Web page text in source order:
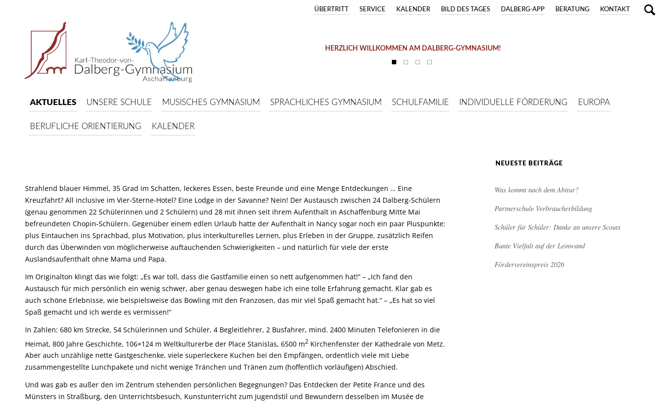
KONTAKT
BERATUNG
DALBERG-APP
BILD DES TAGES
KALENDER
SERVICE
ÜBERTRITT
HERZLICH WILLKOMMEN AM DALBERG-GYMNASIUM!
AKTUELLES UNSERE SCHULE MUSISCHES GYMNASIUM SPRACHLICHES GYMNASIUM SCHULFAMILIE INDIVIDUELLE FÖRDERUNG EUROPA
BERUFLICHE ORIENTIERUNG KALENDER
Strahlend blauer Himmel, 35 Grad im Schatten, leckeres Essen, beste Freunde und eine Menge Entdeckungen … Eine
Kreuzfahrt? All inclusive im Vier-Sterne-Hotel? Eine Lodge in der Savanne? Nein! Der Austausch zwischen 24 Dalberg-Schülern
(genau genommen 22 Schülerinnen und 2 Schülern) und 28 mit ihnen seit ihrem Aufenthalt in Aschaffenburg Mitte Mai
befreundeten Chopin-Schülern. Gegenüber einem edlen Urlaub hatte der Aufenthalt in Nancy sogar noch ein paar Pluspunkte:
plus Eintauchen ins Sprachbad, plus Motivation, plus interkulturelles Lernen, plus Erleben in der Gruppe, zusätzlich Reifen
durch das Überwinden von möglicherweise auftauchenden Schwierigkeiten – und natürlich für viele der erste
Auslandsaufenthalt ohne Mama und Papa.
Im Originalton klingt das wie folgt: „Es war toll, dass die Gastfamilie einen so nett aufgenommen hat!“ – „Ich fand den
Austausch für mich persönlich ein wenig schwer, aber genau deswegen habe ich eine tolle Erfahrung gemacht. Klar gab es
auch schöne Erlebnisse, wie beispielsweise das Bowling mit den Franzosen, das mir viel Spaß gemacht hat.“ – „Es hat so viel
Spaß gemacht und ich werde es vermissen!“
In Zahlen: 680 km Strecke, 54 Schülerinnen und Schüler, 4 Begleitlehrer, 2 Busfahrer, mind. 2400 Minuten Telefonieren in die
Heimat, 800 Jahre Geschichte, 106×124 m Weltkulturerbe der Place Stanislas, 6500 m2 Kirchenfenster der Kathedrale von Metz.
Aber auch unzählige nette Gastgeschenke, viele superleckere Kuchen bei den Empfängen, ordentlich viele mit Liebe
zusammengestellte Lunchpakete und nicht wenige Tränchen und Tränen zum (hoffentlich vorläufigen) Abschied.
Und was gab es außer den im Zentrum stehenden persönlichen Begegnungen? Das Entdecken der Petite France und des
Münsters in Straßburg, den Unterrichtsbesuch, Kunstunterricht zum Jugendstil und Bewundern desselben im Musée de
NEUESTE BEITRÄGE
Was kommt nach dem Abitur?
Partnerschule Verbraucherbildung
Schüler für Schüler: Danke an unsere Scouts
Bunte Vielfalt auf der Leinwand
Fördervereinspreis 2026